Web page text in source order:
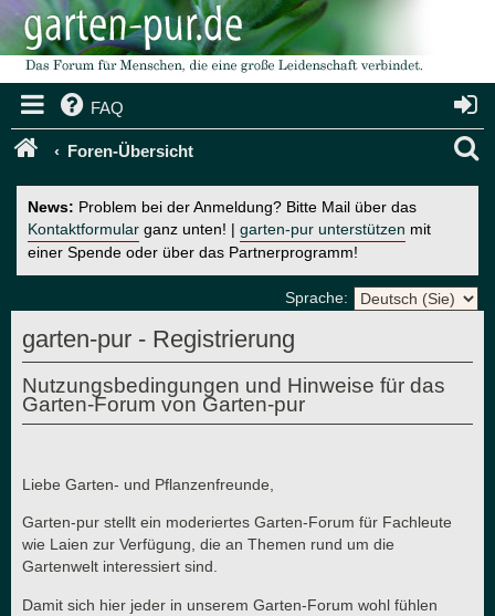
FAQ
Foren-Übersicht
News: Problem bei der Anmeldung? Bitte Mail über das
Kontaktformular ganz unten! | garten-pur unterstützen mit
einer Spende oder über das Partnerprogramm!
Sprache:
garten-pur - Registrierung
Nutzungsbedingungen und Hinweise für das
Garten-Forum von Garten-pur
Liebe Garten- und Pflanzenfreunde,
Garten-pur stellt ein moderiertes Garten-Forum für Fachleute
wie Laien zur Verfügung, die an Themen rund um die
Gartenwelt interessiert sind.
Damit sich hier jeder in unserem Garten-Forum wohl fühlen